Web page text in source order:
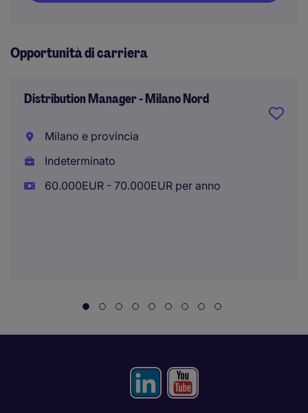
Opportunità di carriera
Distribution Manager - Milano Nord
Milano e provincia
Indeterminato
60.000EUR - 70.000EUR per anno